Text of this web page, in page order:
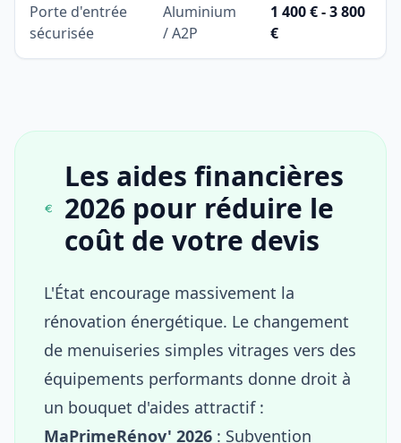
Porte d'entrée
sécurisée
Aluminium
/ A2P
1 400 € - 3 800
€
Les aides financières
2026 pour réduire le
coût de votre devis
L'État encourage massivement la
rénovation énergétique. Le changement
de menuiseries simples vitrages vers des
équipements performants donne droit à
un bouquet d'aides attractif :
MaPrimeRénov' 2026 : Subvention